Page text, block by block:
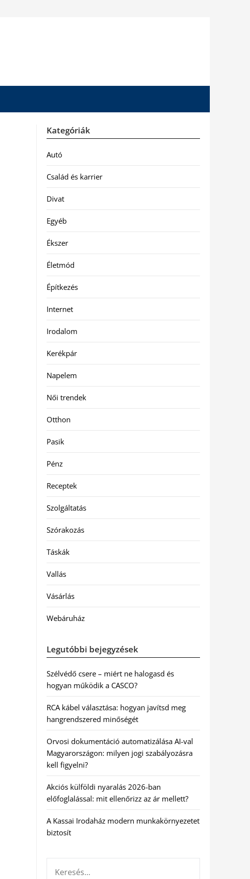
Kategóriák
Autó
Család és karrier
Divat
Egyéb
Ékszer
Életmód
Építkezés
Internet
Irodalom
Kerékpár
Napelem
Női trendek
Otthon
Pasik
Pénz
Receptek
Szolgáltatás
Szórakozás
Táskák
Vallás
Vásárlás
Webáruház
Legutóbbi bejegyzések
Szélvédő csere – miért ne halogasd és
hogyan működik a CASCO?
RCA kábel választása: hogyan javítsd meg
hangrendszered minőségét
Orvosi dokumentáció automatizálása AI-val
Magyarországon: milyen jogi szabályozásra
kell figyelni?
Akciós külföldi nyaralás 2026-ban
előfoglalással: mit ellenőrizz az ár mellett?
A Kassai Irodaház modern munkakörnyezetet
biztosít